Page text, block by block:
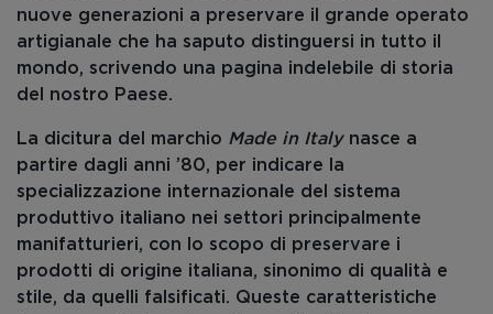
nuove generazioni a preservare il grande operato
artigianale che ha saputo distinguersi in tutto il
mondo, scrivendo una pagina indelebile di storia
del nostro Paese.
La dicitura del marchio Made in Italynasce a
partire dagli anni ’80, per indicare la
specializzazione internazionale del sistema
produttivo italiano nei settori principalmente
manifatturieri, con lo scopo di preservare i
prodotti di origine italiana, sinonimo di qualità e
stile, da quelli falsificati. Queste caratteristiche